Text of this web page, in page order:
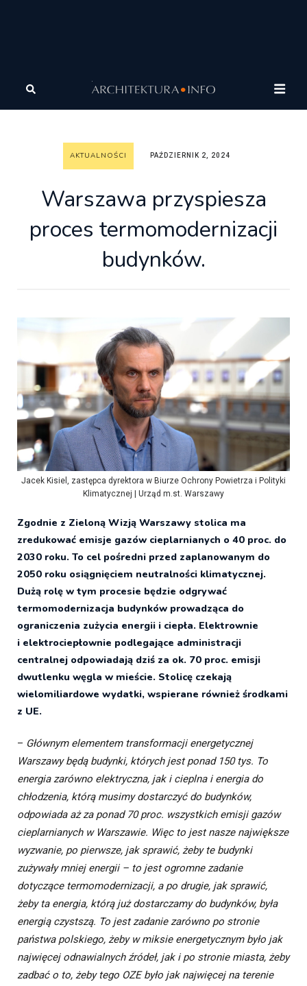
Wiadomości
przyspiesza proces termomodernizacji budynków.
AKTUALNOŚCI PAŹDZIERNIK 2, 2024
Warszawa przyspiesza
proces termomodernizacji
budynków.
Jacek Kisiel, zastępca dyrektora w Biurze Ochrony Powietrza i Polityki
Klimatycznej | Urząd m.st. Warszawy
Zgodnie z Zieloną Wizją Warszawy stolica ma
zredukować emisje gazów cieplarnianych o 40 proc. do
2030 roku. To cel pośredni przed zaplanowanym do
2050 roku osiągnięciem neutralności klimatycznej.
Dużą rolę w tym procesie będzie odgrywać
termomodernizacja budynków prowadząca do
ograniczenia zużycia energii i ciepła. Elektrownie
i elektrociepłownie podlegające administracji
centralnej odpowiadają dziś za ok. 70 proc. emisji
dwutlenku węgla w mieście. Stolicę czekają
wielomiliardowe wydatki, wspierane również środkami
z UE.
– Głównym elementem transformacji energetycznej
Warszawy będą budynki, których jest ponad 150 tys. To
energia zarówno elektryczna, jak i cieplna i energia do
chłodzenia, którą musimy dostarczyć do budynków,
odpowiada aż za ponad 70 proc. wszystkich emisji gazów
cieplarnianych w Warszawie. Więc to jest nasze największe
wyzwanie, po pierwsze, jak sprawić, żeby te budynki
zużywały mniej energii – to jest ogromne zadanie
dotyczące termomodernizacji, a po drugie, jak sprawić,
żeby ta energia, którą już dostarczamy do budynków, była
energią czystszą. To jest zadanie zarówno po stronie
państwa polskiego, żeby w miksie energetycznym było jak
najwięcej odnawialnych źródeł, jak i po stronie miasta, żeby
zadbać o to, żeby tego OZE było jak najwięcej na terenie